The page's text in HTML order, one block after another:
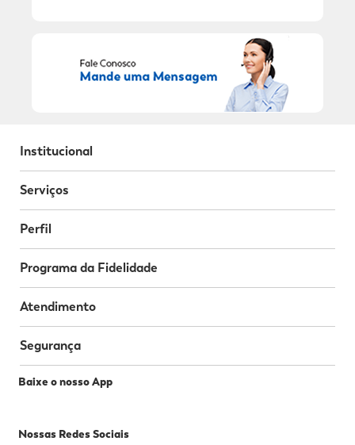
Institucional
Serviços
Perfil
Programa da Fidelidade
Atendimento
Segurança
Baixe o nosso App
Nossas Redes Sociais